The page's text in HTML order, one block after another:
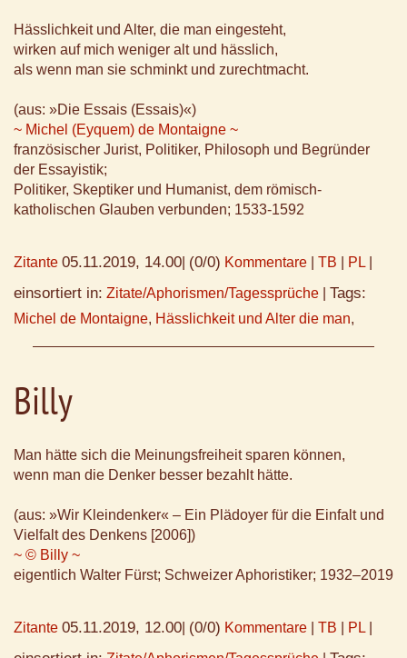
Hässlichkeit und Alter, die man eingesteht,
wirken auf mich weniger alt und hässlich,
als wenn man sie schminkt und zurechtmacht.
(aus: »Die Essais (Essais)«)
~ Michel (Eyquem) de Montaigne ~
französischer Jurist, Politiker, Philosoph und Begründer
der Essayistik;
Politiker, Skeptiker und Humanist, dem römisch-
katholischen Glauben verbunden; 1533-1592
Zitante 05.11.2019, 14.00 (0/0) Kommentare TB PL
einsortiert in: Zitate/Aphorismen/Tagessprüche Tags:
Michel de Montaigne, Hässlichkeit und Alter die man,
Billy
Man hätte sich die Meinungsfreiheit sparen können,
wenn man die Denker besser bezahlt hätte.
(aus: »Wir Kleindenker« – Ein Plädoyer für die Einfalt und
Vielfalt des Denkens [2006])
~ © Billy ~
eigentlich Walter Fürst; Schweizer Aphoristiker; 1932–2019
Zitante 05.11.2019, 12.00 (0/0) Kommentare TB PL